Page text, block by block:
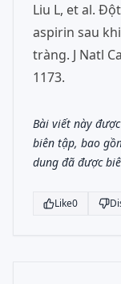
Liu L, et al.
aspirin sau
tràng. J Natl
1173.
Bài viết này
biên tập, bao
dung đã được
Like0